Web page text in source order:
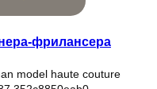
фрилансера